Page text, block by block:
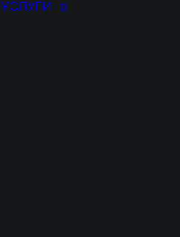
УСЛУГИ